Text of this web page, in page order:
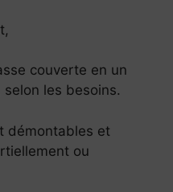
couverte en un
les besoins.
démontables et
ou